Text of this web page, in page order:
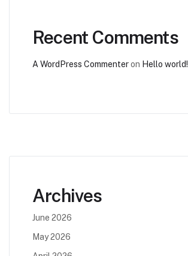
Recent Comments
A WordPress Commenteron Hello world!
Archives
June 2026
May 2026